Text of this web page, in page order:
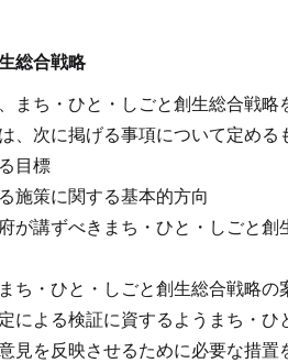
総合戦略
まち・ひと・しごと創生総合戦略
、次に掲げる事項について定める
目標
施策に関する基本的方向
が講ずべきまち・ひと・しごと
ち・ひと・しごと創生総合戦略
による検証に資するようまち・
を反映させるために必要な措置